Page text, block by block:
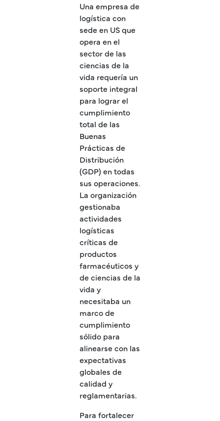
Una empresa de
logística con
sede en US que
opera en el
sector de las
ciencias de la
vida requería un
soporte integral
para lograr el
cumplimiento
total de las
Buenas
Prácticas de
Distribución
(GDP) en todas
sus operaciones.
La organización
gestionaba
actividades
logísticas
críticas de
productos
farmacéuticos y
de ciencias de la
vida y
necesitaba un
marco de
cumplimiento
sólido para
alinearse con las
expectativas
globales de
calidad y
reglamentarias.
Para fortalecer